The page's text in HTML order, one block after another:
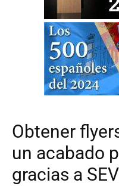
Obtener
un acabado
gracias a